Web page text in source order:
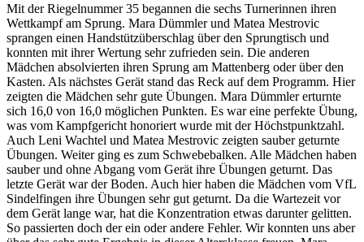
Mit der Riegelnummer 35 begannen die sechs Turnerinnen ihren
Wettkampf am Sprung. Mara Dümmler und Matea Mestrovic
sprangen einen Handstützüberschlag über den Sprungtisch und
konnten mit ihrer Wertung sehr zufrieden sein. Die anderen
Mädchen absolvierten ihren Sprung am Mattenberg oder über den
Kasten. Als nächstes Gerät stand das Reck auf dem Programm. Hier
zeigten die Mädchen sehr gute Übungen. Mara Dümmler erturnte
sich 16,0 von 16,0 möglichen Punkten. Es war eine perfekte Übung,
was vom Kampfgericht honoriert wurde mit der Höchstpunktzahl.
Auch Leni Wachtel und Matea Mestrovic zeigten sauber geturnte
Übungen. Weiter ging es zum Schwebebalken. Alle Mädchen haben
sauber und ohne Abgang vom Gerät ihre Übungen geturnt. Das
letzte Gerät war der Boden. Auch hier haben die Mädchen vom VfL
Sindelfingen ihre Übungen sehr gut geturnt. Da die Wartezeit vor
dem Gerät lange war, hat die Konzentration etwas darunter gelitten.
So passierten doch der ein oder andere Fehler. Wir konnten uns aber